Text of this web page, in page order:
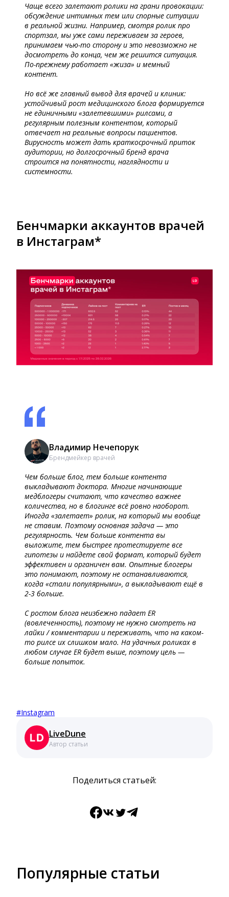
Чаще всего залетают ролики на грани провокации:
обсуждение интимных тем или спорные ситуации
в реальной жизни. Например, смотря ролик про
спортзал, мы уже сами переживаем за героев,
принимаем чью-то сторону и это невозможно не
досмотреть до конца, чем же решится ситуация.
По-прежнему работает «жиза» и мемный
контент.
Но всё же главный вывод для врачей и клиник:
устойчивый рост медицинского блога формируется
не единичными «залетевшими» рилсами, а
регулярным полезным контентом, который
отвечает на реальные вопросы пациентов.
Вирусность может дать краткосрочный приток
аудитории, но долгосрочный бренд врача
строится на понятности, наглядности и
системности.
Бенчмарки аккаунтов врачей
в Инстаграм*
Владимир Нечепорук
Брендмейкер врачей
Чем больше блог, тем больше контента
выкладывают доктора. Многие начинающие
медблогеры считают, что качество важнее
количества, но в блогинге всё ровно наоборот.
Иногда «залетает» ролик, на который мы вообще
не ставим. Поэтому основная задача — это
регулярность. Чем больше контента вы
выложите, тем быстрее протестируете все
гипотезы и найдете свой формат, который будет
эффективен и органичен вам. Опытные блогеры
это понимают, поэтому не останавливаются,
когда «стали популярными», а выкладывают ещё в
2-3 больше.
С ростом блога неизбежно падает ER
(вовлеченность), поэтому не нужно смотреть на
лайки / комментарии и переживать, что на каком-
то рилсе их слишком мало. На удачных роликах в
любом случае ER будет выше, поэтому цель —
больше попыток.
#Instagram
Автор статьи
LiveDune
Поделиться статьей:
Facebook
ВКонтакте
Twitter
Telegram
Популярные статьи